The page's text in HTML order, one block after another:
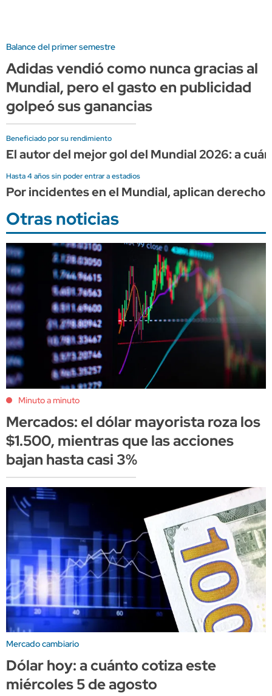
Balance del primer semestre
Adidas vendió como nunca gracias al
Mundial, pero el gasto en publicidad
golpeó sus ganancias
Beneficiado por su rendimiento
El autor del mejor gol del Mundial 2026: a
Hasta 4 años sin poder entrar a estadios
Por incidentes en el Mundial, aplican derecho
Otras noticias
Minuto a minuto
Mercados: el dólar mayorista roza los
$1.500, mientras que las acciones
bajan hasta casi 3%
Mercado cambiario
Dólar hoy: a cuánto cotiza este
miércoles 5 de agosto